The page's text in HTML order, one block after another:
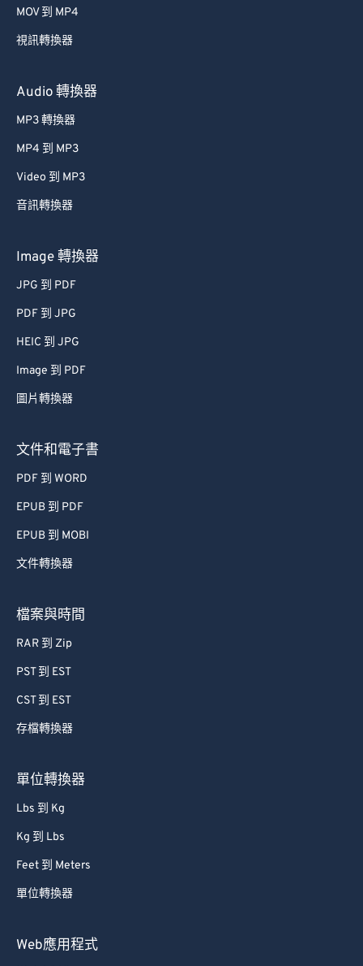
MOV 到 MP4
視訊轉換器
Audio 轉換器
MP3 轉換器
MP4 到 MP3
Video 到 MP3
音訊轉換器
Image 轉換器
JPG 到 PDF
PDF 到 JPG
HEIC 到 JPG
Image 到 PDF
圖片轉換器
文件和電子書
PDF 到 WORD
EPUB 到 PDF
EPUB 到 MOBI
文件轉換器
檔案與時間
RAR 到 Zip
PST 到 EST
CST 到 EST
存檔轉換器
單位轉換器
Lbs 到 Kg
Kg 到 Lbs
Feet 到 Meters
單位轉換器
Web應用程式